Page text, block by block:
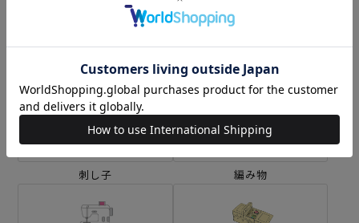
生地 キット
刺し子 編み物